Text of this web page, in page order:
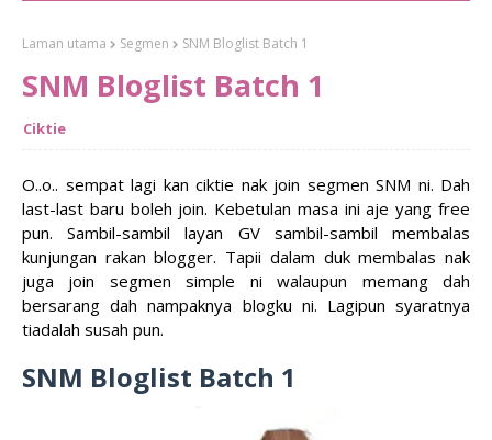
Laman utama Segmen SNM Bloglist Batch 1
SNM Bloglist Batch 1
Ciktie
O..o.. sempat lagi kan ciktie nak join segmen SNM ni. Dah
last-last baru boleh join. Kebetulan masa ini aje yang free
pun. Sambil-sambil layan GV sambil-sambil membalas
kunjungan rakan blogger. Tapii dalam duk membalas nak
juga join segmen simple ni walaupun memang dah
bersarang dah nampaknya blogku ni. Lagipun syaratnya
tiadalah susah pun.
SNM Bloglist Batch 1